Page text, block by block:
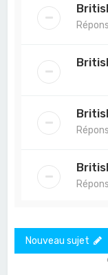
Nouveau sujet